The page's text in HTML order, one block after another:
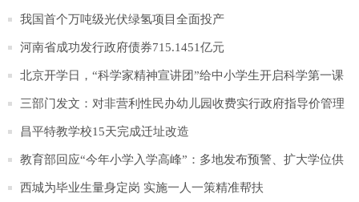
我国首个万吨级光伏绿氢项目全面投产
河南省成功发行政府债券715.1451亿元
北京开学日，“科学家精神宣讲团”给中小学生开启科学第一课
三部门发文：对非营利性民办幼儿园收费实行政府指导价管理
昌平特教学校15天完成迁址改造
教育部回应“今年小学入学高峰”：多地发布预警、扩大学位供
给
西城为毕业生量身定岗 实施一人一策精准帮扶